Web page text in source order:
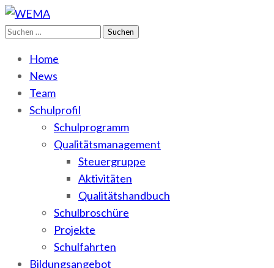
WEMA
BbS I des Salzlandkreises
Suchen
Home
News
Team
Schulprofil
Schulprogramm
Qualitätsmanagement
Steuergruppe
Aktivitäten
Qualitätshandbuch
Schulbroschüre
Projekte
Schulfahrten
Bildungsangebot